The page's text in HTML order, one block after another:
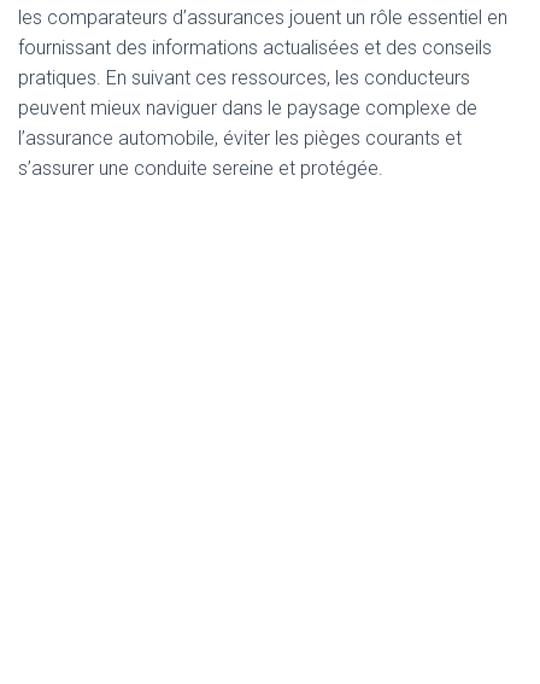
les comparateurs d’assurances jouent un rôle essentiel en
fournissant des informations actualisées et des conseils
pratiques. En suivant ces ressources, les conducteurs
peuvent mieux naviguer dans le paysage complexe de
l’assurance automobile, éviter les pièges courants et
s’assurer une conduite sereine et protégée.